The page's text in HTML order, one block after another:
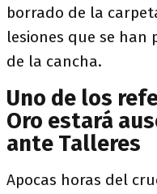
borrado de la
lesiones que se han
de la cancha.
Uno de los
Oro estará
ante Talleres
Apocas horas del